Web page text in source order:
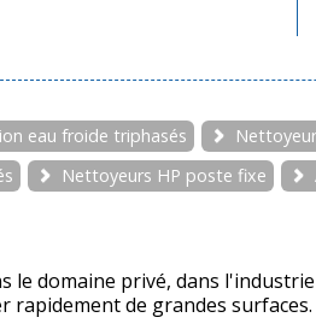
eau froide triphasés
Nettoyeurs HP poste fixe
domaine privé, dans
rapidement de grandes surfaces.